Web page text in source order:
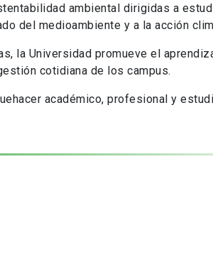
ambiental dirigidas a
del medioambiente y a la acción
la Universidad promueve el
cotidiana de los campus.
académico, profesional y